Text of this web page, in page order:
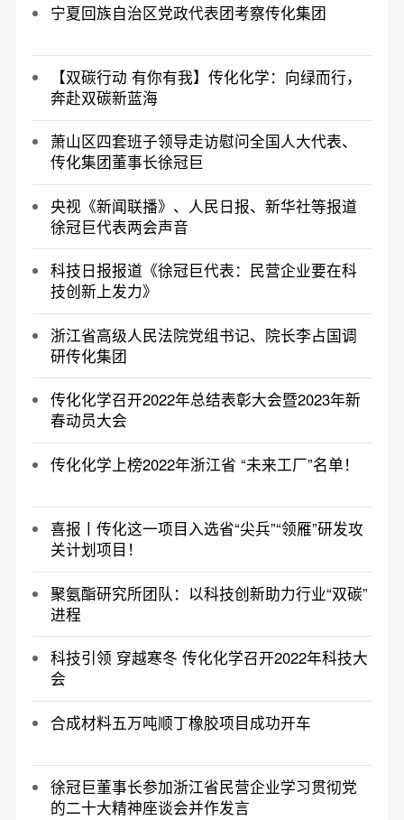
宁夏回族自治区党政代表团考察传化集团
【双碳行动 有你有我】传化化学：向绿而行，
奔赴双碳新蓝海
萧山区四套班子领导走访慰问全国人大代表、
传化集团董事长徐冠巨
​央视《新闻联播》、人民日报、新华社等报道
徐冠巨代表两会声音
科技日报报道《徐冠巨代表：民营企业要在科
技创新上发力》
浙江省高级人民法院党组书记、院长李占国调
研传化集团
传化化学召开2022年总结表彰大会暨2023年新
春动员大会
传化化学上榜2022年浙江省 “未来工厂”名单！
喜报丨传化这一项目入选省“尖兵”“领雁”研发攻
关计划项目！
聚氨酯研究所团队：以科技创新助力行业“双碳”
进程
科技引领 穿越寒冬 传化化学召开2022年科技大
会
合成材料五万吨顺丁橡胶项目成功开车
徐冠巨董事长参加浙江省民营企业学习贯彻党
的二十大精神座谈会并作发言